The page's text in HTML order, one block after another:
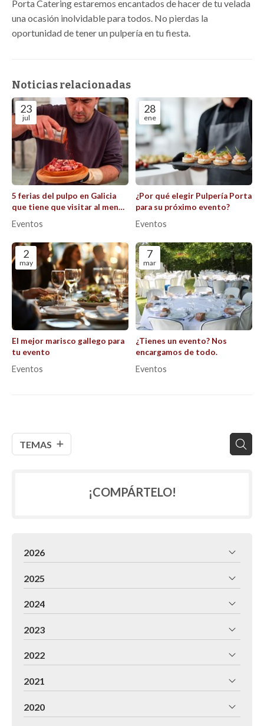
TEMAS
Porta Catering estaremos encantados de hacer de tu velada
una ocasión inolvidable para todos. No pierdas la
oportunidad de tener un pulpería en tu fiesta.
Noticias relacionadas
23
jul
5 ferias del pulpo en Galicia
que tiene que visitar al menos
una vez este verano
Eventos
28
ene
¿Por qué elegir Pulpería Porta
para su próximo evento?
Eventos
2
may
El mejor marisco gallego para
tu evento
Eventos
7
mar
¿Tienes un evento? Nos
encargamos de todo.
Eventos
¡COMPÁRTELO!
2026
2025
2024
2023
2022
2021
2020